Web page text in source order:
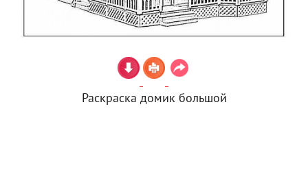
Раскраска домик большой